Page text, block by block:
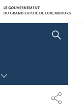
AFFICHER / MASQUER LA RECHERCHE
P